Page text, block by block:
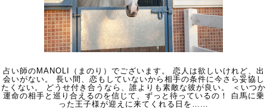
占い師のMANOLI（まのり）でございます。 恋人は欲しいけれど、出
会いがない。 長い間、恋もしていないから相手の条件に今さら妥協し
たくない。 どうせ付き合うなら、誰よりも素敵な彼が良い。 ＜いつか
運命の相手と巡り合えるのを信じて、ずっと待っているの！ 白馬に乗
った王子様が迎えに来てくれる日を……